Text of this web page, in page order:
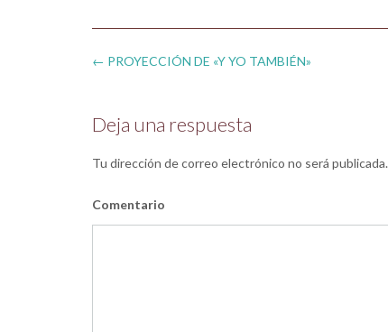
Post
← PROYECCIÓN DE «Y YO TAMBIÉN»
Deja una respuesta
Tu dirección de correo electrónico no será publicada.
Comentario